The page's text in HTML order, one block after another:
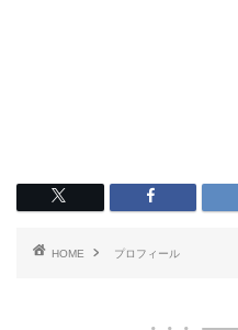
HOME プロフィール